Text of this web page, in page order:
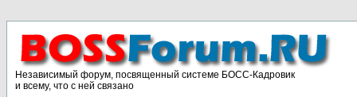
Независимый форум, посвященный системе БОСС-Кадровик
и всему, что с ней связано